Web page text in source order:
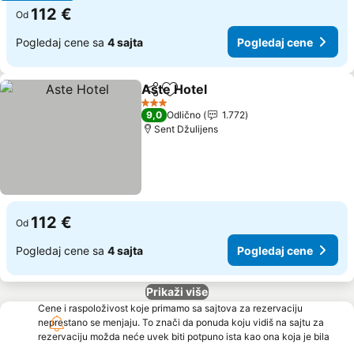
Od 112 €
Pogledaj cene sa 4 sajta Pogledaj cene
Deli Dodati u favorite
Aste Hotel
3 Zvezdice
9,0 Odlično
1.772
Sent Džulijens
Od 112 €
Pogledaj cene sa 4 sajta Pogledaj cene
Prikaži više
Cene i raspoloživost koje primamo sa sajtova za rezervaciju
neprestano se menjaju. To znači da ponuda koju vidiš na sajtu za
rezervaciju možda neće uvek biti potpuno ista kao ona koja je bila